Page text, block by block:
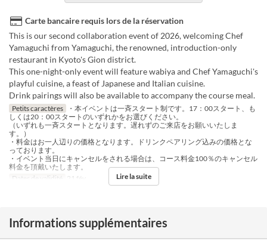
Carte bancaire requis lors de la réservation
This is our second collaboration event of 2026, welcoming Chef
Yamaguchi from Yamaguchi, the renowned, introduction-only
restaurant in Kyoto's Gion district.
This one-night-only event will feature wabiya and Chef Yamaguchi's
playful cuisine, a feast of Japanese and Italian cuisine.
Drink pairings will also be available to accompany the course meal.
Petits caractères
・本イベントは一斉スタート制です。17：00スタート、も
しくは20：00スタートのいずれかをお選びください。
（いずれも一斉スタートとなります。遅れずのご来店をお願いいたしま
す。）
・料金はお一人辺りの価格となります。ドリンクペアリング込みの価格とな
っております。
・イベント当日にキャンセルをされる場合は、コース料金100％のキャンセル
料金を頂戴いたします。
Dates de validité
21 fév. Lire la suite
Informations supplémentaires